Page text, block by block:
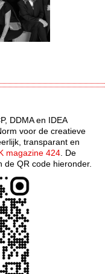
DDMA en IDEA
voor de creatieve
transparant en
magazine 424 . De
QR code hieronder.